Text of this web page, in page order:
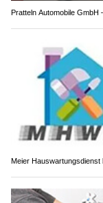
Pratteln Automobile
Meier